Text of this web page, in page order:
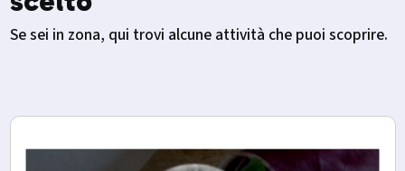
Se sei in zona, qui trovi alcune attività che puoi scoprire.